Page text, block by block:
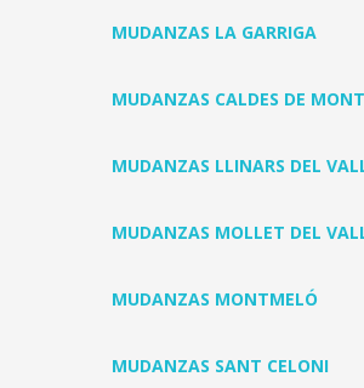
MUDANZAS LA GARRIGA
MUDANZAS CALDES DE
MUDANZAS LLINARS DEL
MUDANZAS MOLLET DEL
MUDANZAS MONTMELÓ
MUDANZAS SANT CELONI